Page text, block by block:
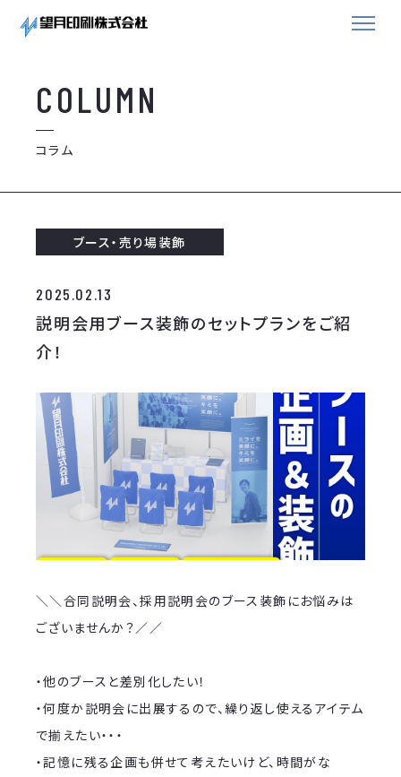
COLUMN
コラム
ブース・売り場装飾
2025.02.13
説明会用ブース装飾のセットプランをご紹
介！
＼＼合同説明会、採用説明会のブース装飾にお悩みは
ございませんか？／／
・他のブースと差別化したい！
・何度か説明会に出展するので、繰り返し使えるアイテム
で揃えたい・・・
・記憶に残る企画も併せて考えたいけど、時間がな